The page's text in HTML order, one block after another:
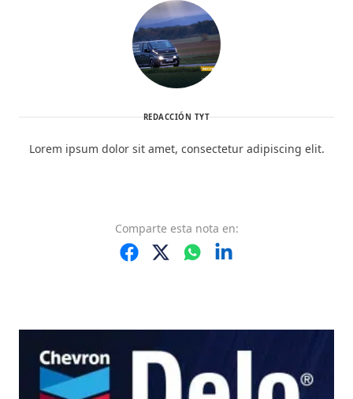
REDACCIÓN TYT
Lorem ipsum dolor sit amet, consectetur adipiscing elit.
Comparte esta nota en: